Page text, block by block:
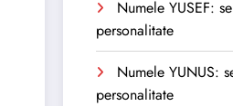
Numele YUSEF:
personalitate
Numele YUNUS:
personalitate